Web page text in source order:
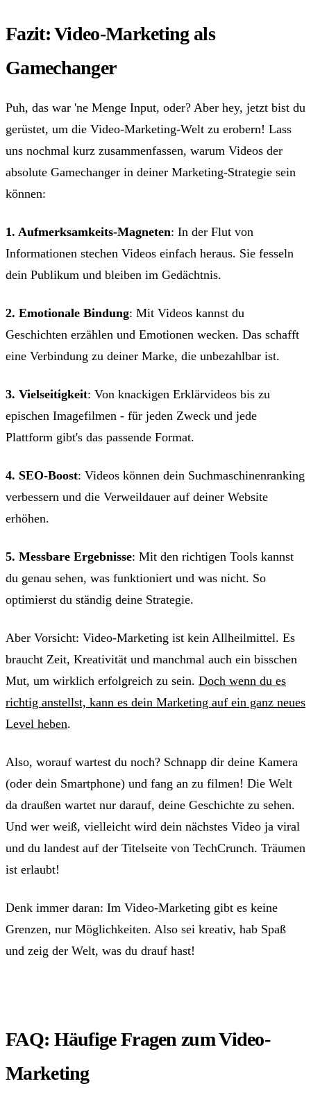
Fazit: Video-Marketing als
Gamechanger
Puh, das war 'ne Menge Input, oder? Aber hey, jetzt bist du
gerüstet, um die Video-Marketing-Welt zu erobern! Lass
uns nochmal kurz zusammenfassen, warum Videos der
absolute Gamechanger in deiner Marketing-Strategie sein
können:
1. Aufmerksamkeits-Magneten: In der Flut von
Informationen stechen Videos einfach heraus. Sie fesseln
dein Publikum und bleiben im Gedächtnis.
2. Emotionale Bindung: Mit Videos kannst du
Geschichten erzählen und Emotionen wecken. Das schafft
eine Verbindung zu deiner Marke, die unbezahlbar ist.
3. Vielseitigkeit: Von knackigen Erklärvideos bis zu
epischen Imagefilmen - für jeden Zweck und jede
Plattform gibt's das passende Format.
4. SEO-Boost: Videos können dein Suchmaschinenranking
verbessern und die Verweildauer auf deiner Website
erhöhen.
5. Messbare Ergebnisse: Mit den richtigen Tools kannst
du genau sehen, was funktioniert und was nicht. So
optimierst du ständig deine Strategie.
Aber Vorsicht: Video-Marketing ist kein Allheilmittel. Es
braucht Zeit, Kreativität und manchmal auch ein bisschen
Mut, um wirklich erfolgreich zu sein. Doch wenn du es
richtig anstellst, kann es dein Marketing auf ein ganz neues
Level heben.
Also, worauf wartest du noch? Schnapp dir deine Kamera
(oder dein Smartphone) und fang an zu filmen! Die Welt
da draußen wartet nur darauf, deine Geschichte zu sehen.
Und wer weiß, vielleicht wird dein nächstes Video ja viral
und du landest auf der Titelseite von TechCrunch. Träumen
ist erlaubt!
Denk immer daran: Im Video-Marketing gibt es keine
Grenzen, nur Möglichkeiten. Also sei kreativ, hab Spaß
und zeig der Welt, was du drauf hast!
FAQ: Häufige Fragen zum Video-
Marketing